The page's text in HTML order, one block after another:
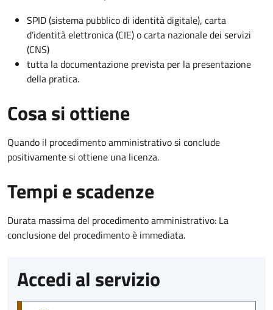
SPID (sistema pubblico di identità digitale), carta
d’identità elettronica (CIE) o carta nazionale dei servizi
(CNS)
tutta la documentazione prevista per la presentazione
della pratica.
Cosa si ottiene
Quando il procedimento amministrativo si conclude
positivamente si ottiene una licenza.
Tempi e scadenze
Durata massima del procedimento amministrativo: La
conclusione del procedimento è immediata.
Accedi al servizio